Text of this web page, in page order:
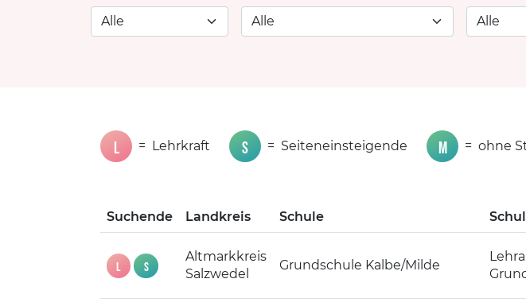
L = Lehrkraft S = Seiteneinsteigende M = ohne
Suchende Landkreis Schule
L S
Altmarkkreis
Salzwedel
Grundschule Kalbe/Milde